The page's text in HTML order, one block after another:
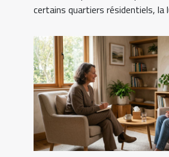
certains quartiers résidentiels, la